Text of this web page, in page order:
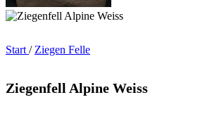
Start / Ziegen Felle
Ziegenfell Alpine Weiss